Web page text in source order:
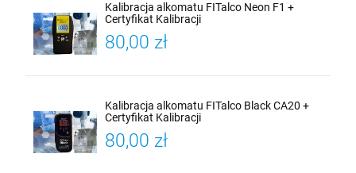
Kalibracja alkomatu FITalco Neon F1 +
Certyfikat Kalibracji
80,00 zł
Kalibracja alkomatu FITalco Black CA20 +
Certyfikat Kalibracji
80,00 zł